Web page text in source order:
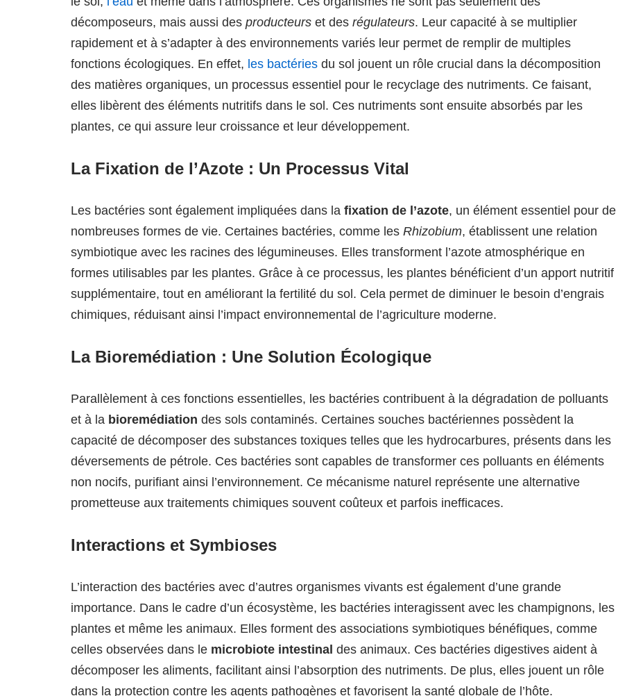
décomposeurs, mais aussi des producteurs et des régulateurs. Leur capacité à se multiplier
rapidement et à s’adapter à des environnements variés leur permet de remplir de multiples
fonctions écologiques. En effet, les bactéries du sol jouent un rôle crucial dans la décomposition
des matières organiques, un processus essentiel pour le recyclage des nutriments. Ce faisant,
elles libèrent des éléments nutritifs dans le sol. Ces nutriments sont ensuite absorbés par les
plantes, ce qui assure leur croissance et leur développement.
La Fixation de l’Azote : Un Processus Vital
Les bactéries sont également impliquées dans la fixation de l’azote, un élément essentiel pour de
nombreuses formes de vie. Certaines bactéries, comme les Rhizobium, établissent une relation
symbiotique avec les racines des légumineuses. Elles transforment l’azote atmosphérique en
formes utilisables par les plantes. Grâce à ce processus, les plantes bénéficient d’un apport nutritif
supplémentaire, tout en améliorant la fertilité du sol. Cela permet de diminuer le besoin d’engrais
chimiques, réduisant ainsi l’impact environnemental de l’agriculture moderne.
La Bioremédiation : Une Solution Écologique
Parallèlement à ces fonctions essentielles, les bactéries contribuent à la dégradation de polluants
et à la bioremédiation des sols contaminés. Certaines souches bactériennes possèdent la
capacité de décomposer des substances toxiques telles que les hydrocarbures, présents dans les
déversements de pétrole. Ces bactéries sont capables de transformer ces polluants en éléments
non nocifs, purifiant ainsi l’environnement. Ce mécanisme naturel représente une alternative
prometteuse aux traitements chimiques souvent coûteux et parfois inefficaces.
Interactions et Symbioses
L’interaction des bactéries avec d’autres organismes vivants est également d’une grande
importance. Dans le cadre d’un écosystème, les bactéries interagissent avec les champignons, les
plantes et même les animaux. Elles forment des associations symbiotiques bénéfiques, comme
celles observées dans le microbiote intestinal des animaux. Ces bactéries digestives aident à
décomposer les aliments, facilitant ainsi l’absorption des nutriments. De plus, elles jouent un rôle
dans la protection contre les agents pathogènes et favorisent la santé globale de l’hôte.